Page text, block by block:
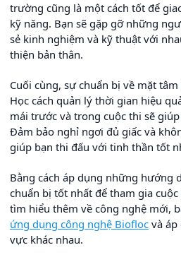
trường cũng là một cách tốt để
kỹ năng. Bạn sẽ gặp gỡ những
sẻ kinh nghiệm và kỹ thuật với
thiện bản thân.
Cuối cùng, sự chuẩn bị về mặt
Học cách quản lý thời gian hiệu
mái trước và trong cuộc thi sẽ
Đảm bảo nghỉ ngơi đủ giấc và
giúp bạn thi đấu với tinh thần tốt
Bằng cách áp dụng những hướng
chuẩn bị tốt nhất để tham gia
tìm hiểu thêm về công nghệ mới,
ứng dụng công nghệ Biofloc và
vực khác nhau.